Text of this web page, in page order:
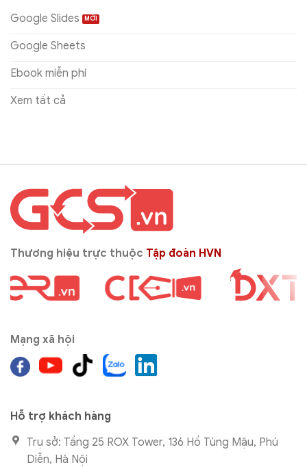
Google Slides
Google Sheets
Ebook miễn phí
Xem tất cả
Thương hiệu trực thuộc Tập đoàn HVN
Mạng xã hội
Hỗ trợ khách hàng
Trụ sở: Tầng 25 ROX Tower, 136 Hồ Tùng Mậu, Phú
Diễn, Hà Nội